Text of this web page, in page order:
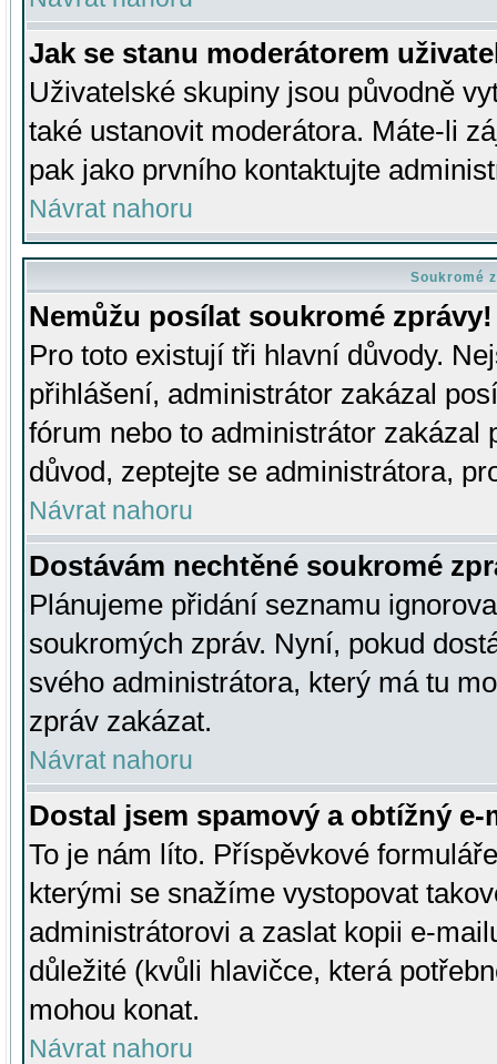
Jak se stanu moderátorem
Uživatelské skupiny jsou původně
také ustanovit moderátora. Máte-li
pak jako prvního kontaktujte
Návrat nahoru
Soukromé
Nemůžu posílat soukromé zprávy!
Pro toto existují tři hlavní důvody.
přihlášení, administrátor zakázal
fórum nebo to administrátor zakázal
důvod, zeptejte se administrátora,
Návrat nahoru
Dostávám nechtěné soukromé
Plánujeme přidání seznamu
soukromých zpráv. Nyní, pokud
svého administrátora, který má tu
zpráv zakázat.
Návrat nahoru
Dostal jsem spamový a obtížný
To je nám líto. Příspěvkové
kterými se snažíme vystopovat
administrátorovi a zaslat kopii e-
důležité (kvůli hlavičce, která
mohou konat.
Návrat nahoru